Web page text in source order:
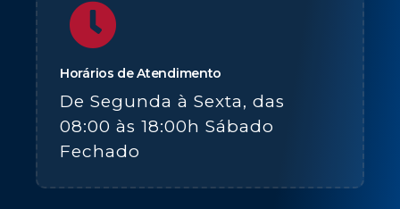
Horários de Atendimento
De Segunda à Sexta, das
08:00 às 18:00h Sábado
Fechado